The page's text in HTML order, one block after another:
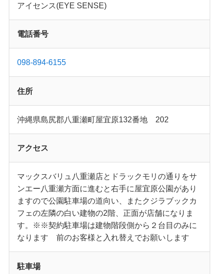
アイセンス(EYE SENSE)
電話番号
098-894-6155
住所
沖縄県島尻郡八重瀬町屋宜原132番地 202
アクセス
マックスバリュ八重瀬店とドラックモリの通りをサ
ンエー八重瀬方面に進むと右手に屋宜原公園があり
ますので公園駐車場の道向い、またクジラブックカ
フェの左隣の白い建物の2階、正面が店舗になりま
す。※※契約駐車場は建物階段側から２台目のみに
なります 前のお客様と入れ替えでお願いします
駐車場